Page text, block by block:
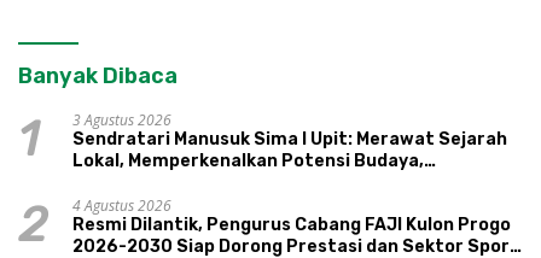
Banyak Dibaca
1
3 Agustus 2026
Sendratari Manusuk Sima I Upit: Merawat Sejarah
Lokal, Memperkenalkan Potensi Budaya,
2
4 Agustus 2026
Resmi Dilantik, Pengurus Cabang FAJI Kulon Progo
2026-2030 Siap Dorong Prestasi dan Sektor Sport